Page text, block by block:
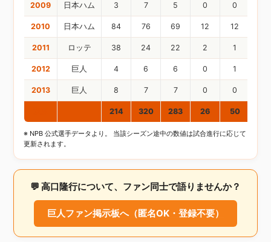
2009 日本ハム 3 7 5 0 0
2010 日本ハム 84 76 69 12 12
2011 ロッテ 38 24 22 2 1
2012 巨人 4 6 6 0 1
2013 巨人 8 7 7 0 0
214 320 283 26 50
※ NPB 公式選手データより。 当該シーズン途中の数値は試合進行に応じて
更新されます。
💬 高口隆行について、ファン同士で語りませんか？
巨人ファン掲示板へ（匿名OK・登録不要）